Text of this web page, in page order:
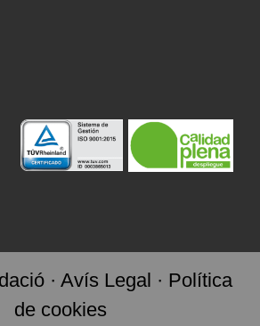
· Avís Legal · Política
de cookies